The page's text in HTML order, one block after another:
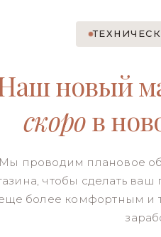
новый
скоров
проводим плановое
чтобы сделать ваш
более комфортным и